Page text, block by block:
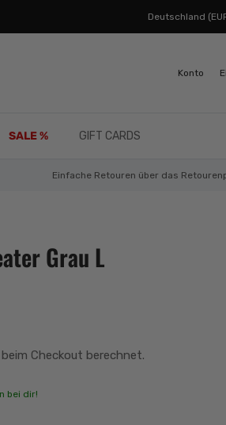
Deutschland
Konto
SALE % GIFT CARDS
Einfache Retouren über das
Grau L
Checkout berechnet.
bei dir!